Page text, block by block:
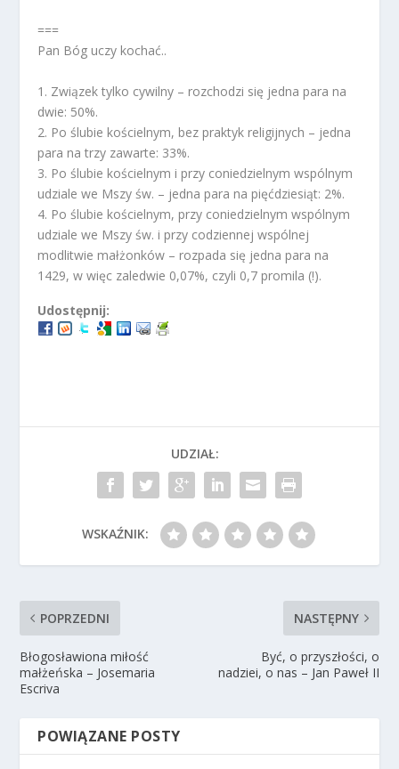
===
Pan Bóg uczy kochać..
1. Związek tylko cywilny – rozchodzi się jedna para na
dwie: 50%.
2. Po ślubie kościelnym, bez praktyk religijnych – jedna
para na trzy zawarte: 33%.
3. Po ślubie kościelnym i przy coniedzielnym wspólnym
udziale we Mszy św. – jedna para na pięćdziesiąt: 2%.
4. Po ślubie kościelnym, przy coniedzielnym wspólnym
udziale we Mszy św. i przy codziennej wspólnej
modlitwie małżonków – rozpada się jedna para na
1429, w więc zaledwie 0,07%, czyli 0,7 promila (!).
Udostępnij:
UDZIAŁ:
WSKAŹNIK:
POPRZEDNI
Błogosławiona miłość
małżeńska – Josemaria
Escriva
NASTĘPNY
Być, o przyszłości, o
nadziei, o nas – Jan Paweł II
POWIĄZANE POSTY